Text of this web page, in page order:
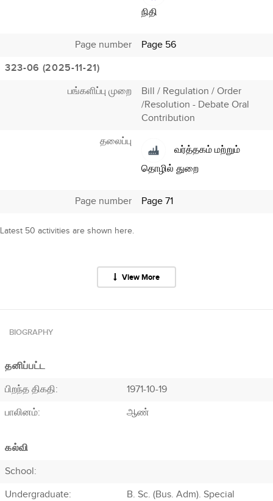
நிதி
Page number
Page 56
323-06 (2025-11-21)
பங்களிப்பு முறை
Bill / Regulation / Order
/Resolution - Debate Oral
Contribution
தலைப்பு
வர்த்தகம் மற்றும்
தொழில் துறை
Page number Page 71
Latest 50 activities are shown here.
View More
BIOGRAPHY
தனிப்பட்ட
பிறந்த திகதி:
1971-10-19
பாலினம்:
ஆண்
கல்வி
School:
Undergraduate:
B. Sc. (Bus. Adm). Special